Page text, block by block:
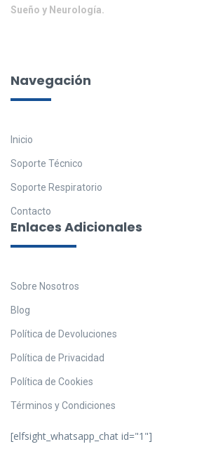
Sueño y Neurología.
Navegación
Inicio
Soporte Técnico
Soporte Respiratorio
Contacto
Enlaces Adicionales
Sobre Nosotros
Blog
Política de Devoluciones
Política de Privacidad
Política de Cookies
Términos y Condiciones
[elfsight_whatsapp_chat id="1"]